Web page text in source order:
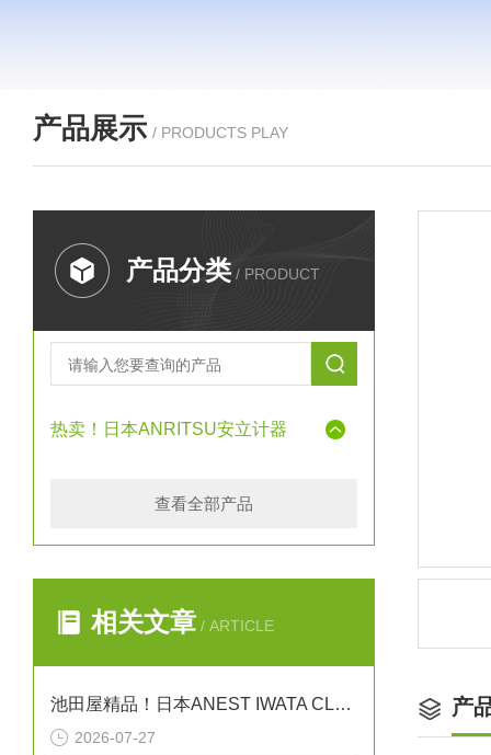
产品展示 / PRODUCTS PLAY
产品分类 / PRODUCT
热卖！日本ANRITSU安立计器
查看全部产品
相关文章 / ARTICLE
池田屋精品！日本ANEST IWATA CLBS55E-30增压压缩机
2026-07-27
产